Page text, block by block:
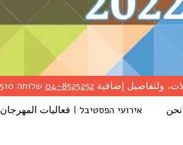
ولتفاصيل إضافية 8525252-04 שלוחה 510 או
אירועי הפסטיבל | فعاليات المهرجان